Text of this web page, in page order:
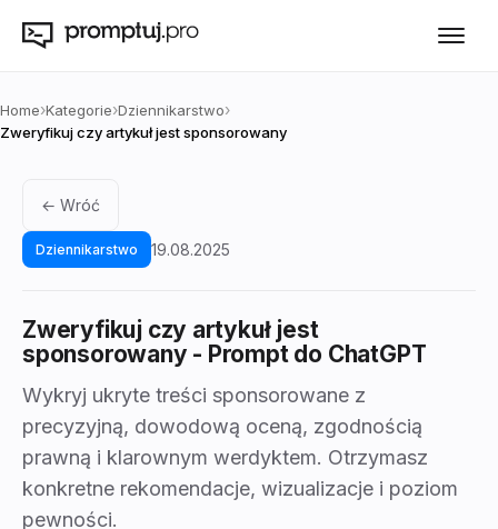
Home›Kategorie›Dziennikarstwo›
Zweryfikuj czy artykuł jest sponsorowany
← Wróć
Dziennikarstwo 19.08.2025
Zweryfikuj czy artykuł jest
sponsorowany - Prompt do ChatGPT
Wykryj ukryte treści sponsorowane z
precyzyjną, dowodową oceną, zgodnością
prawną i klarownym werdyktem. Otrzymasz
konkretne rekomendacje, wizualizacje i poziom
pewności.